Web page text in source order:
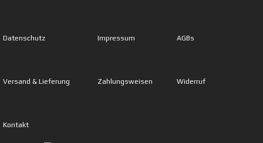
Datenschutz Impressum AGBs
Versand & Lieferung Zahlungsweisen Widerruf
Kontakt